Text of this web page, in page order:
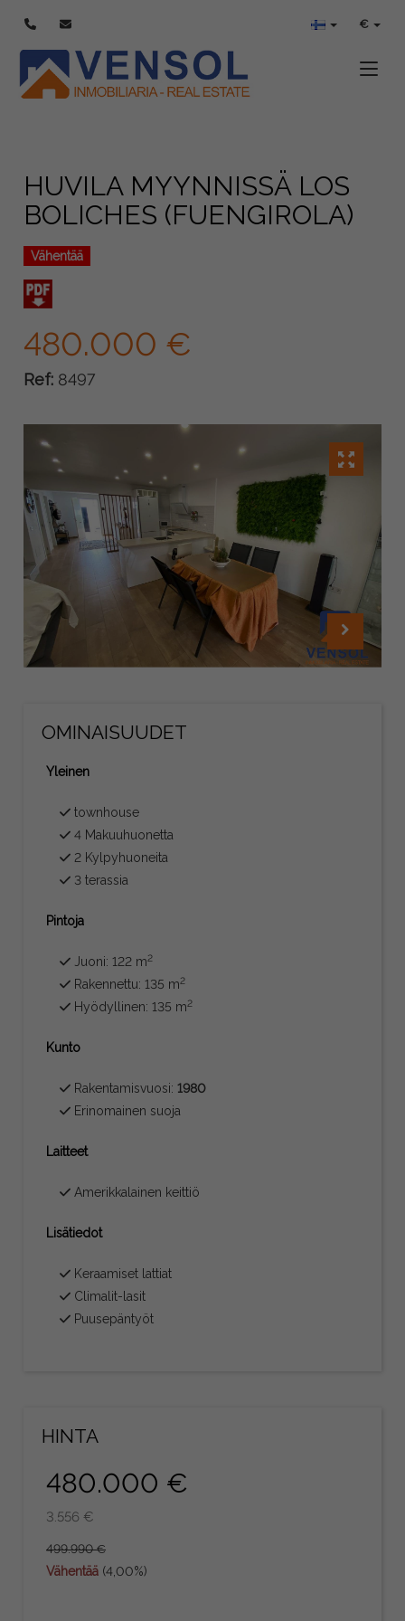
€
HUVILA MYYNNISSÄ LOS
BOLICHES (FUENGIROLA)
Vähentää
480.000 €
Ref: 8497
OMINAISUUDET
Yleinen
townhouse
4 Makuuhuonetta
2 Kylpyhuoneita
3 terassia
Pintoja
Juoni: 122 m2
Rakennettu: 135 m2
Hyödyllinen: 135 m2
Kunto
Rakentamisvuosi:1980
Erinomainen suoja
Laitteet
Amerikkalainen keittiö
Lisätiedot
Keraamiset lattiat
Climalit-lasit
Puusepäntyöt
HINTA
480.000 €
3.556 €
499.990 €
Vähentää (4,00%)